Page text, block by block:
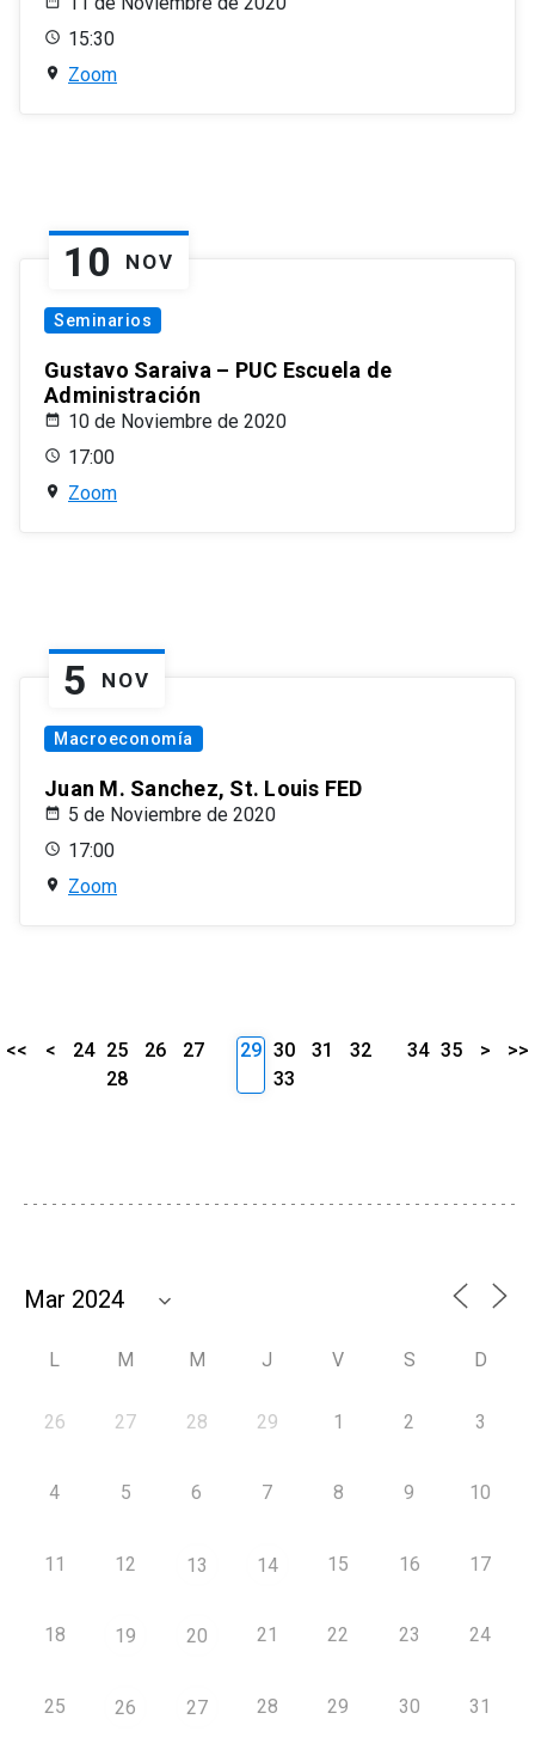
15:30
Zoom
10 NOV
Seminarios
Gustavo Saraiva – PUC Escuela de
Administración
10 de Noviembre de 2020
17:00
Zoom
5 NOV
Macroeconomía
Juan M. Sanchez, St. Louis FED
5 de Noviembre de 2020
17:00
Zoom
<< < 24 25 26
27
28
29 30 31
32
33
34 35 > >>
L M M J V S D
26 27 28 29 1 2 3
4 5 6 7 8 9 10
11 12 13 14 15 16 17
18 19 20 21 22 23 24
25 26 27 28 29 30 31